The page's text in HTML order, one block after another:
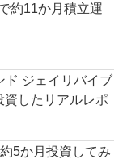
約11か月積立運
ド ジェイリバイブ
したリアルレポ
5か月投資してみ